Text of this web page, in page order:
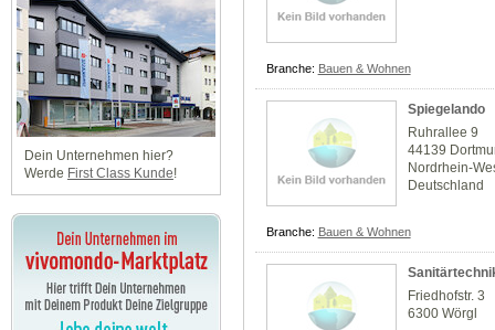
Dein Unternehmen hier?
Werde First Class Kunde!
Branche: Bauen & Wohnen
Spiegelando
Ruhrallee 9
44139
Nordrhein-
Deutschland
Branche: Bauen & Wohnen
Friedhofstr. 3
6300 Wörgl